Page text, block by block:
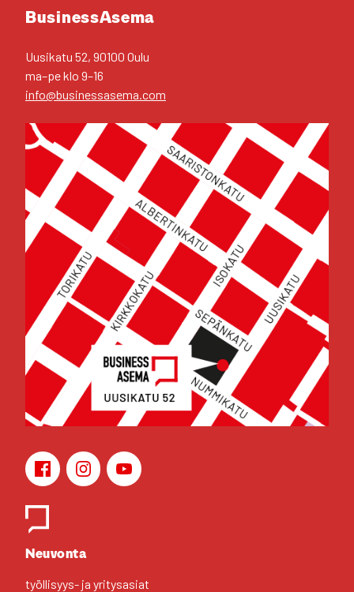
Business­Asema
Uusi­ka­tu 52, 90100 Oulu
ma–pe klo 9–16
info@businessasema.com
Face­bookIns­ta­gramYou­Tu­be
Neu­von­ta
työl­li­syys- ja yri­tys­asiat